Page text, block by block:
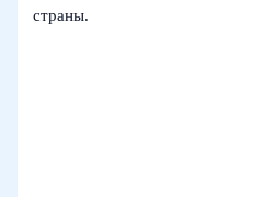
страны.